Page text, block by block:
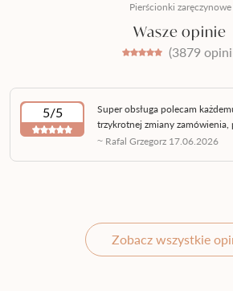
Pierścionki zaręczynowe
Wasze opinie
(3879
5/5
Super obsługa polecam
trzykrotnej zmiany zamówienia,
~ Rafal Grzegorz 17.06.2026
Zobacz wszystkie